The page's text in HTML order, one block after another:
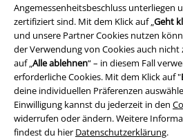
Angemessenheitsbeschluss unterliegen
zertifiziert sind. Mit dem Klick auf „ Geht
und unsere Partner Cookies nutzen
der Verwendung von Cookies auch
auf „ Alle ablehnen“ – in diesem Fall
erforderliche Cookies. Mit dem Klick auf "
deine individuellen Präferenzen
Einwilligung kannst du jederzeit in den
widerrufen oder ändern. Weitere
findest du hier Datenschutzerklärung.
Impressum
Datenschutz
Entsorgung und Umweltschutz
Konformitätserklärung